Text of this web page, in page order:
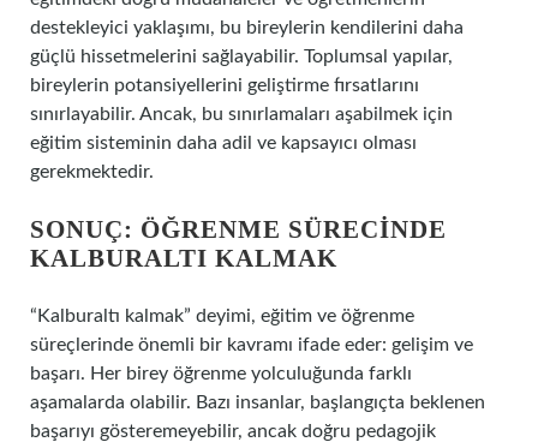
destekleyici yaklaşımı, bu bireylerin kendilerini daha
güçlü hissetmelerini sağlayabilir. Toplumsal yapılar,
bireylerin potansiyellerini geliştirme fırsatlarını
sınırlayabilir. Ancak, bu sınırlamaları aşabilmek için
eğitim sisteminin daha adil ve kapsayıcı olması
gerekmektedir.
SONUÇ: ÖĞRENME SÜRECINDE
KALBURALTI KALMAK
“Kalburaltı kalmak” deyimi, eğitim ve öğrenme
süreçlerinde önemli bir kavramı ifade eder: gelişim ve
başarı. Her birey öğrenme yolculuğunda farklı
aşamalarda olabilir. Bazı insanlar, başlangıçta beklenen
başarıyı gösteremeyebilir, ancak doğru pedagojik